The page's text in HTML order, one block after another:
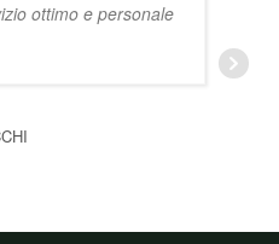
ottimo e personale